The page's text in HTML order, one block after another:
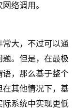
络调用。
大，不过可以通
。但是，在最极
，那么基于整个
其他情况下，基
际系统中实现更低